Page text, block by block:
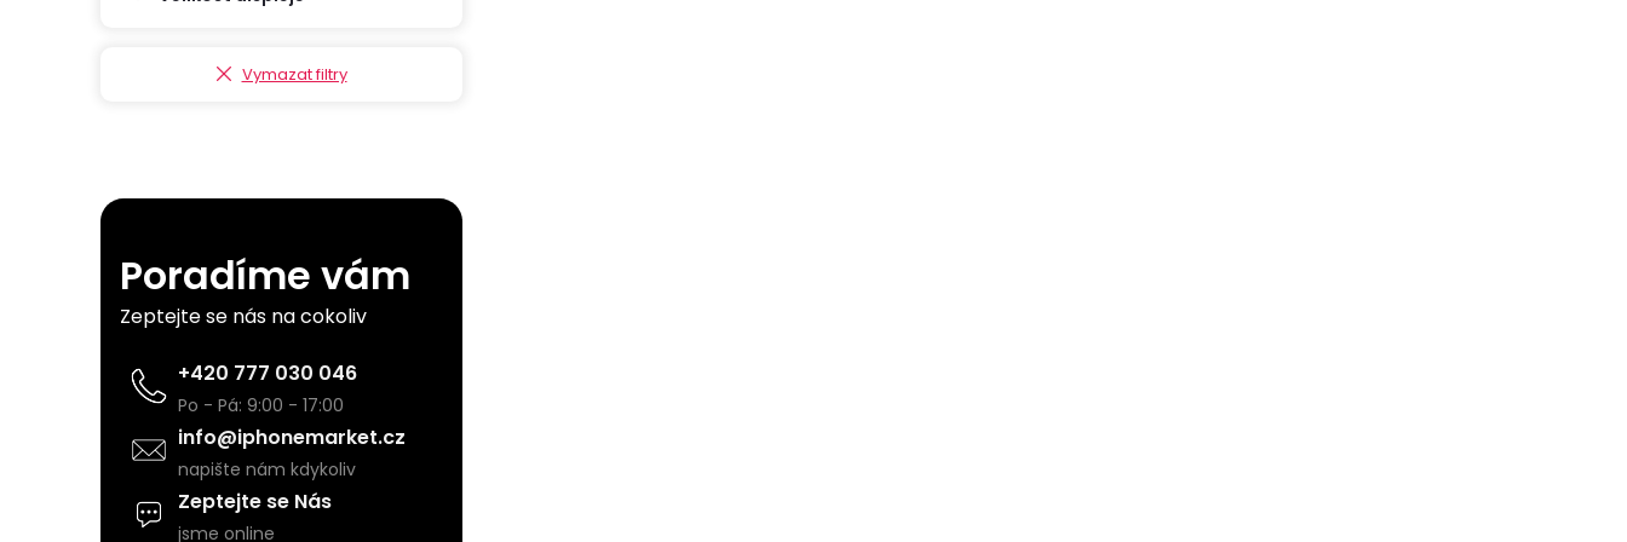
e
Vymazat filtry
Poradíme vám
Zeptejte se nás na cokoliv
+420 777 030 046
Po - Pá: 9:00 - 17:00
info@iphonemarket.cz
napište nám kdykoliv
Zeptejte se Nás
jsme online